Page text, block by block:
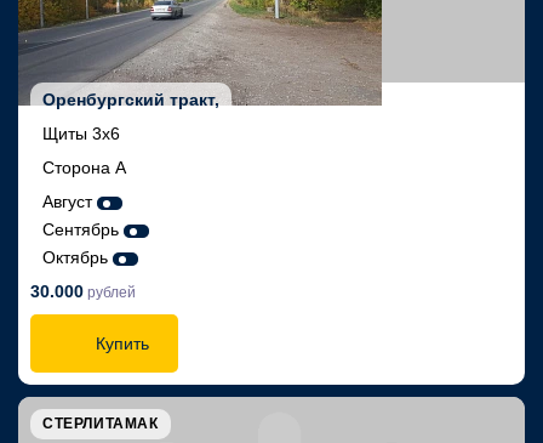
Оренбургский тракт,
Щиты 3х6
Сторона А
Август
Сентябрь
Октябрь
30.000 рублей
Купить
СТЕРЛИТАМАК